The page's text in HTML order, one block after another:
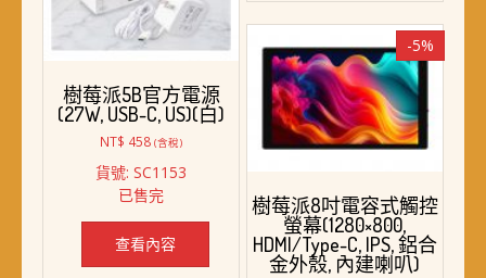
產
品
頁
面
選
擇
選
樹莓派5B官方電源
(27W, USB-C, US)(白)
NT$ 458 (含稅)
貨號: SC1153
已售完
查看內容
-5%
樹莓派8吋電容式觸控
螢幕(1280×800,
HDMI/Type-C, IPS, 鋁合
金外殼, 內建喇叭)